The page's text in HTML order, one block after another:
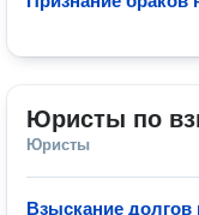
Юристы по
Юристы
Взыскание долгов